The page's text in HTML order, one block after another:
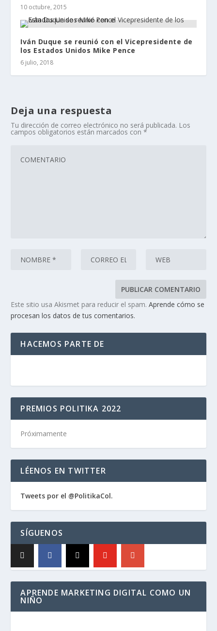
10 octubre, 2015
Iván Duque se reunió con el Vicepresidente de
los Estados Unidos Mike Pence
6 julio, 2018
Deja una respuesta
Tu dirección de correo electrónico no será publicada. Los
campos obligatorios están marcados con*
Este sitio usa Akismet para reducir el spam.Aprende cómo se
procesan los datos de tus comentarios.
HACEMOS PARTE DE
PREMIOS POLITIKA 2022
Próximamente
LÉENOS EN TWITTER
Tweets por el @PolitikaCol.
SÍGUENOS
APRENDE MARKETING DIGITAL COMO UN
NIÑO